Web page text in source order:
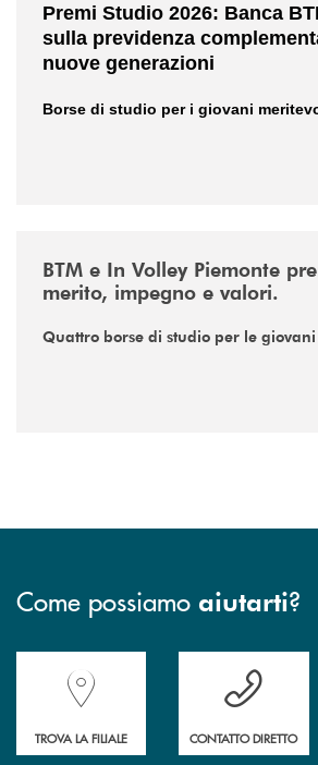
Premi Studio 2026: Banca
sulla previdenza
nuove generazioni
Borse di studio per i giovani
BTM e In Volley Piemonte
merito, impegno e valori.
Quattro borse di studio per le
Come possiamo aiutarti?
Accedi all' elenco completo delle filiali della
TROVA LA FILIALE
Hai bisogno di
CONTATTO DIRETTO